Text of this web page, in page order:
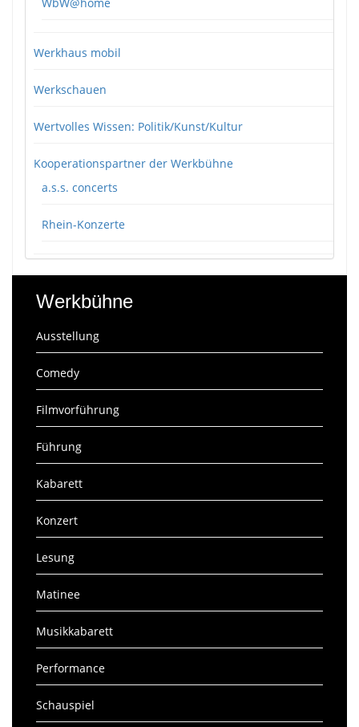
Werkhaus mobil
Werkschauen
Wertvolles Wissen: Politik/Kunst/Kultur
Kooperationspartner der Werkbühne
a.s.s. concerts
Rhein-Konzerte
Werkbühne
Ausstellung
Comedy
Filmvorführung
Führung
Kabarett
Konzert
Lesung
Matinee
Musikkabarett
Performance
Schauspiel